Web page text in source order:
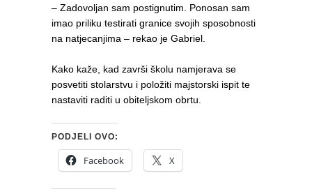
– Zadovoljan sam postignutim. Ponosan sam
imao priliku testirati granice svojih sposobnosti
na natjecanjima – rekao je Gabriel.
Kako kaže, kad završi školu namjerava se
posvetiti stolarstvu i položiti majstorski ispit te
nastaviti raditi u obiteljskom obrtu.
PODJELI OVO:
Facebook X